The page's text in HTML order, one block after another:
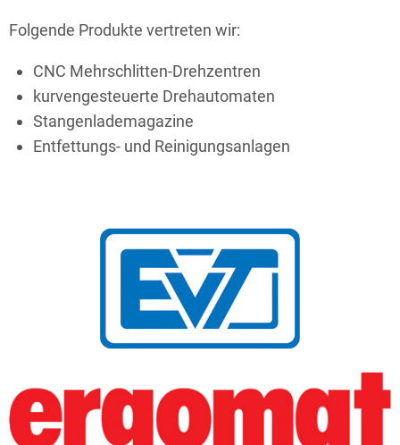
Folgende Produkte vertreten wir:
CNC Mehrschlitten-Drehzentren
kurvengesteuerte Drehautomaten
Stangenlademagazine
Entfettungs- und Reinigungsanlagen